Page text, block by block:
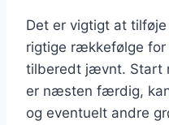
Det er vigtigt at
rigtige rækkefølge
tilberedt jævnt. Start
er næsten færdig,
og eventuelt andre